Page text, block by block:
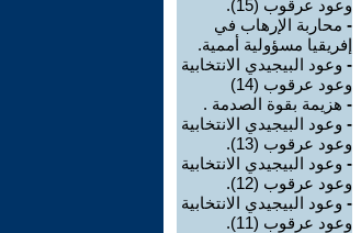
وعود عرقوب (15).
- محاربة الإرهاب في
إفريقيا مسؤولية أممية.
- وعود البيجيدي الانتخابية
وعود عرقوب (14)
- هزيمة بقوة الصدمة .
- وعود البيجيدي الانتخابية
وعود عرقوب (13).
- وعود البيجيدي الانتخابية
وعود عرقوب (12).
- وعود البيجيدي الانتخابية
وعود عرقوب (11).